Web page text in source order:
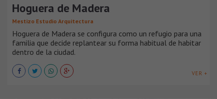
Hoguera de Madera
Mestizo Estudio Arquitectura
Hoguera de Madera se configura como un refugio para una
familia que decide replantear su forma habitual de habitar
dentro de la ciudad.
VER +